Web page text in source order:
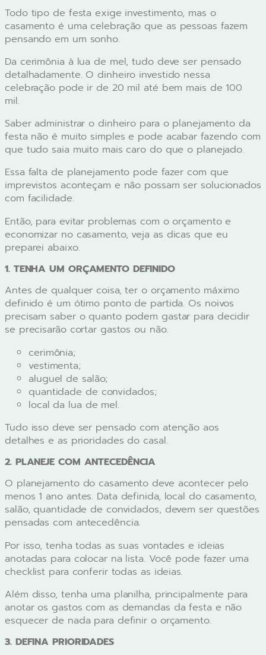
Todo tipo de festa exige investimento, mas o
casamento é uma celebração que as pessoas fazem
pensando em um sonho.
Da cerimônia à lua de mel, tudo deve ser pensado
detalhadamente. O dinheiro investido nessa
celebração pode ir de 20 mil até bem mais de 100
mil.
Saber administrar o dinheiro para o planejamento da
festa não é muito simples e pode acabar fazendo com
que tudo saia muito mais caro do que o planejado.
Essa falta de planejamento pode fazer com que
imprevistos aconteçam e não possam ser solucionados
com facilidade.
Então, para evitar problemas com o orçamento e
economizar no casamento, veja as dicas que eu
preparei abaixo.
1. TENHA UM ORÇAMENTO DEFINIDO
Antes de qualquer coisa, ter o orçamento máximo
definido é um ótimo ponto de partida. Os noivos
precisam saber o quanto podem gastar para decidir
se precisarão cortar gastos ou não.
cerimônia;
vestimenta;
aluguel de salão;
quantidade de convidados;
local da lua de mel.
Tudo isso deve ser pensado com atenção aos
detalhes e as prioridades do casal.
2. PLANEJE COM ANTECEDÊNCIA
O planejamento do casamento deve acontecer pelo
menos 1 ano antes. Data definida, local do casamento,
salão, quantidade de convidados, devem ser questões
pensadas com antecedência.
Por isso, tenha todas as suas vontades e ideias
anotadas para colocar na lista. Você pode fazer uma
checklist para conferir todas as ideias.
Além disso, tenha uma planilha, principalmente para
anotar os gastos com as demandas da festa e não
esquecer de nada para definir o orçamento.
3. DEFINA PRIORIDADES